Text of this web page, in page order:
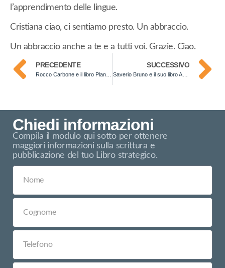
l’apprendimento delle lingue.
Cristiana ciao, ci sentiamo presto. Un abbraccio.
Un abbraccio anche a te e a tutti voi. Grazie. Ciao.
PRECEDENTE SUCCESSIVO
Saverio Bruno e il suo libro Acquisire clienti nel B2B….
Chiedi informazioni
Compila il modulo qui sotto per ottenere
maggiori informazioni sulla scrittura e
pubblicazione del tuo Libro strategico.